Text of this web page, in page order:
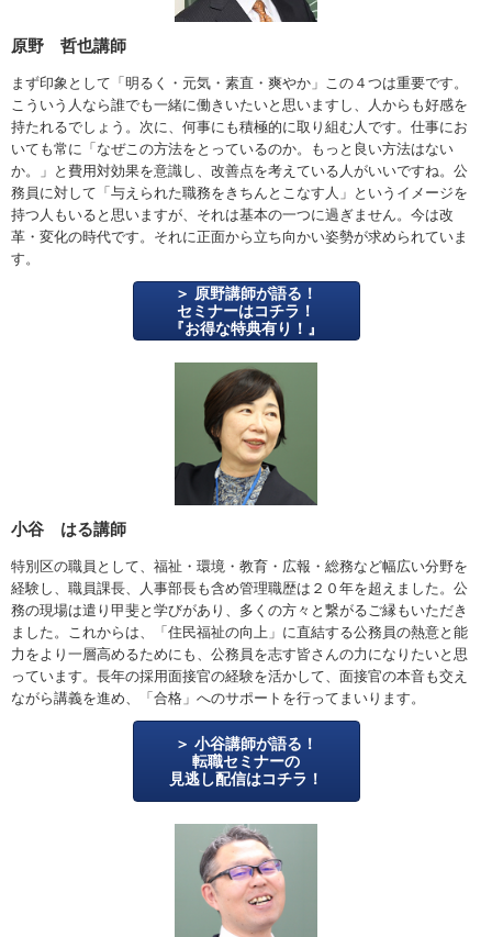
原野 哲也講師
まず印象として「明るく・元気・素直・爽やか」この４つは重要です。
こういう人なら誰でも一緒に働きいたいと思いますし、人からも好感を
持たれるでしょう。次に、何事にも積極的に取り組む人です。仕事にお
いても常に「なぜこの方法をとっているのか。もっと良い方法はない
か。」と費用対効果を意識し、改善点を考えている人がいいですね。公
務員に対して「与えられた職務をきちんとこなす人」というイメージを
持つ人もいると思いますが、それは基本の一つに過ぎません。今は改
革・変化の時代です。それに正面から立ち向かい姿勢が求められていま
す。
原野講師が語る！
セミナーはコチラ！
『お得な特典有り！』
小谷 はる講師
特別区の職員として、福祉・環境・教育・広報・総務など幅広い分野を
経験し、職員課長、人事部長も含め管理職歴は２０年を超えました。公
務の現場は遣り甲斐と学びがあり、多くの方々と繋がるご縁もいただき
ました。これからは、「住民福祉の向上」に直結する公務員の熱意と能
力をより一層高めるためにも、公務員を志す皆さんの力になりたいと思
っています。長年の採用面接官の経験を活かして、面接官の本音も交え
ながら講義を進め、「合格」へのサポートを行ってまいります。
小谷講師が語る！
転職セミナーの
見逃し配信はコチラ！